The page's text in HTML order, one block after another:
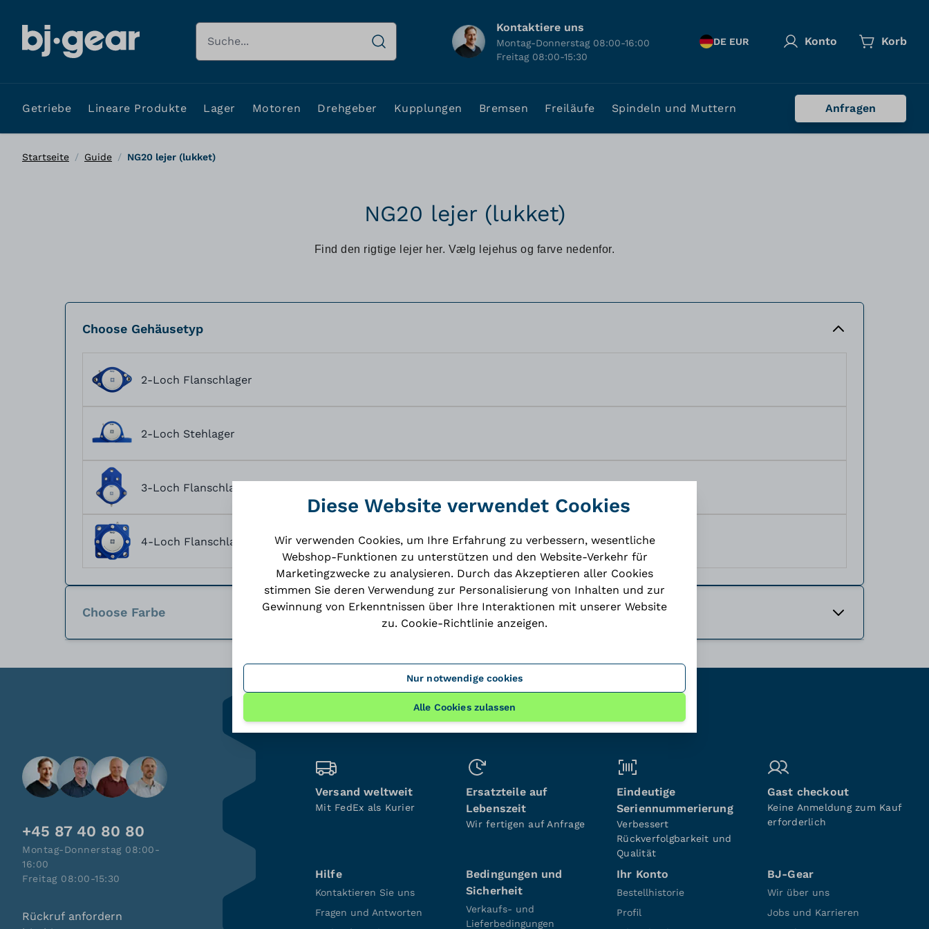
Suche Kontaktiere uns
Montag-Donnerstag 08:00-16:00
Freitag 08:00-15:30
DE EUR Konto Korb
Getriebe Lineare Produkte Lager Motoren Drehgeber Kupplungen Bremsen Freiläufe Spindeln und Muttern Anfragen
Startseite / Guide / NG20 lejer (lukket)
NG20 lejer (lukket)
Find den rigtige lejer her. Vælg lejehus og farve nedenfor.
Choose Gehäusetyp
2-Loch Flanschlager
2-Loch Stehlager
3-Loch Flanschlager
4-Loch Flanschlager
Choose Farbe
+45 87 40 80 80
Montag-Donnerstag 08:00-
16:00
Freitag 08:00-15:30
Rückruf anfordern
Versand weltweit
Mit FedEx als Kurier
Ersatzteile auf
Lebenszeit
Wir fertigen auf Anfrage
Eindeutige
Seriennummerierung
Verbessert
Rückverfolgbarkeit und
Qualität
Gast checkout
Keine Anmeldung zum Kauf
erforderlich
Hilfe
Kontaktieren Sie uns
Fragen und Antworten
Bedingungen und
Sicherheit
Verkaufs- und
Lieferbedingungen
Ihr Konto
Bestellhistorie
Profil
BJ-Gear
Wir über uns
Jobs und Karrieren
Diese Website verwendet Cookies
Wir verwenden Cookies, um Ihre Erfahrung zu verbessern, wesentliche
Webshop-Funktionen zu unterstützen und den Website-Verkehr für
Marketingzwecke zu analysieren. Durch das Akzeptieren aller Cookies
stimmen Sie deren Verwendung zur Personalisierung von Inhalten und zur
Gewinnung von Erkenntnissen über Ihre Interaktionen mit unserer Website
zu. Cookie-Richtlinie anzeigen.
Nur notwendige cookies
Alle Cookies zulassen